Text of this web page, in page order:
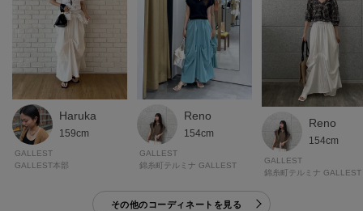
た、パソコン・スマートフォンなどの環境により、若干製品と画像のカラー
が異なる場合もございます。
Haruka
159cm
GALLEST
GALLEST本部
Reno
154cm
GALLEST
錦糸町テルミナ GALLEST
Reno
154cm
GALLEST
錦糸町テルミナ GALLEST
その他のコーディネートを見る